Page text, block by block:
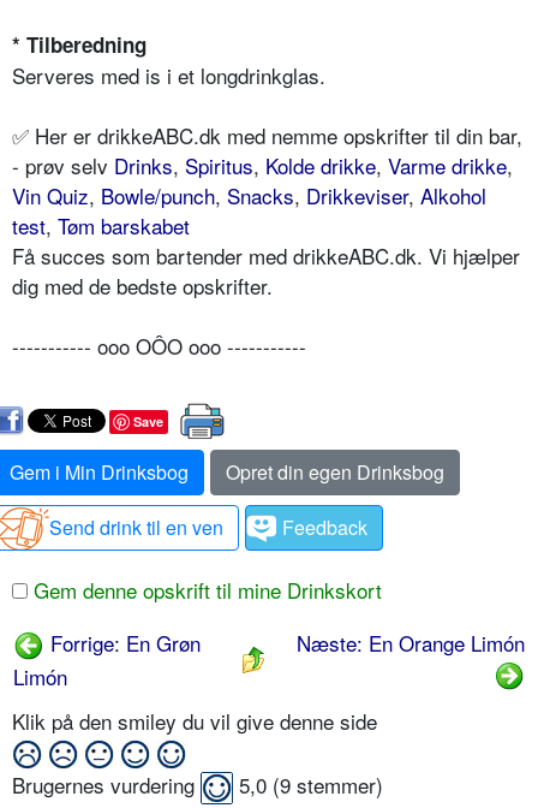
* Tilberedning
Serveres med is i et longdrinkglas.
✅ Her er drikkeABC.dk med nemme opskrifter til din bar,
- prøv selv Drinks, Spiritus, Kolde drikke, Varme drikke,
Vin Quiz, Bowle/punch, Snacks, Drikkeviser, Alkohol
test, Tøm barskabet
Få succes som bartender med drikkeABC.dk. Vi hjælper
dig med de bedste opskrifter.
----------- ooo OÔO ooo -----------
Save
Gem i Min Drinksbog
Opret din egen Drinksbog
Send drink til en ven
Feedback
Gem denne opskrift til mine Drinkskort
Forrige: En Grøn
Limón
Næste: En Orange Limón
Klik på den smiley du vil give denne side
Brugernes vurdering 5,0 (9 stemmer)